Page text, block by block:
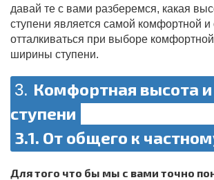
давай те с вами разберемся, какая
ступени является самой комфортной и
отталкиваться при выборе
ширины ступени.
3. Комфортная высота
ступени
3.1. От общего к
Для того что бы мы с вами точно